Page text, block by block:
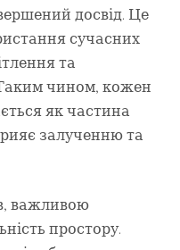
досвід. Це
сучасних
та
Таким чином, кожен
як частина
залученню та
важливою
простору.